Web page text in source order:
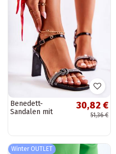
Benedett-
Sandalen mit
30,82 €
51,36 €
Winter OUTLET